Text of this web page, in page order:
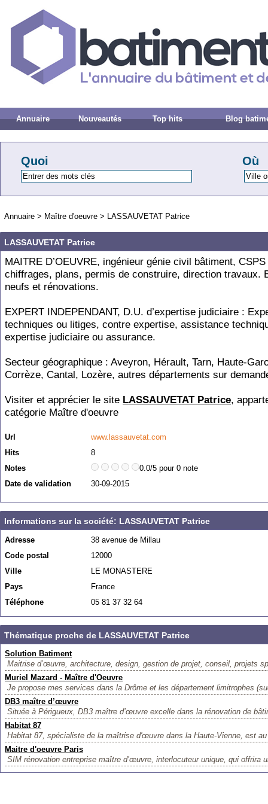
Annuaire Nouveautés Top hits Blog
Quoi Où
Annuaire > Maître d'oeuvre > LASSAUVETAT Patrice
LASSAUVETAT Patrice
MAITRE D’OEUVRE, ingénieur génie civil bâtiment,
chiffrages, plans, permis de construire, direction travaux.
neufs et rénovations.
EXPERT INDEPENDANT, D.U. d’expertise judiciaire :
techniques ou litiges, contre expertise, assistance
expertise judiciaire ou assurance.
Secteur géographique : Aveyron, Hérault, Tarn, Haute-
Corrèze, Cantal, Lozère, autres départements sur
Visiter et apprécier le site LASSAUVETAT Patrice,
catégorie Maître d'oeuvre
Url
www.lassauvetat.com
Hits
8
Notes
0.0/5 pour 0 note
Date de validation
30-09-2015
Informations sur la société: LASSAUVETAT Patrice
Adresse
38 avenue de Millau
Code postal
12000
Ville
LE MONASTERE
Pays
France
Téléphone
05 81 37 32 64
Thématique proche de LASSAUVETAT Patrice
Solution Batiment
Maitrise d’œuvre, architecture, design, gestion de projet, conseil, projets
Muriel Mazard - Maître d'Oeuvre
Je propose mes services dans la Drôme et les département limitrophes
DB3 maître d’œuvre
Située à Périgueux, DB3 maître d’œuvre excelle dans la rénovation de
Habitat 87
Habitat 87, spécialiste de la maîtrise d'œuvre dans la Haute-Vienne, est
Maitre d'oeuvre Paris
SIM rénovation entreprise maître d’œuvre, interlocuteur unique, qui offrira